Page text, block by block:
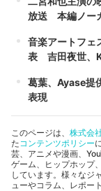
放送 本編ノー
音楽アートフェ
表 吉田夜世、
葛葉、Ayase提
表現
このページは、 株式会
た コンテンツポリシー
芸、アニメや漫画、
ゲーム、ヒップホップ
しています。様々なジ
ューやコラム、レポー